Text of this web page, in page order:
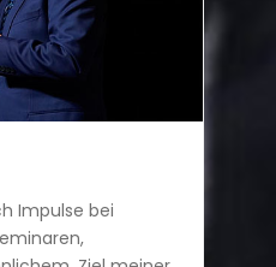
Impulse bei